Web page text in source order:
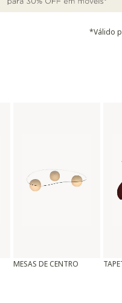
*Válido
MESAS DE CENTRO